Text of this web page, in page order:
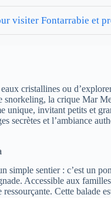
visiter Fontarrabie et
cristallines ou
snorkeling, la crique Mar
unique, invitant petits et
secrètes et l’ambiance
simple sentier : c’est un
Accessible aux
Cette balade